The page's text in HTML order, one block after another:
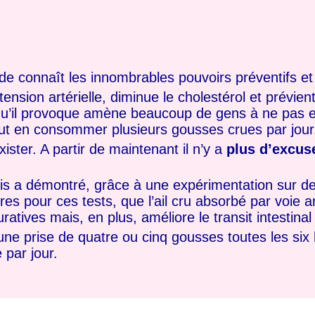
les innombrables pouvoirs préventifs et
artérielle, diminue le cholestérol et
provoque amène beaucoup de gens à ne pas
en consommer plusieurs gousses crues par
A partir de maintenant il n’y a plus
a démontré, grâce à une expérimentation sur
pour ces tests, que l’ail cru absorbé par voie
mais, en plus, améliore le transit intestinal
prise de quatre ou cinq gousses toutes les six
par jour.